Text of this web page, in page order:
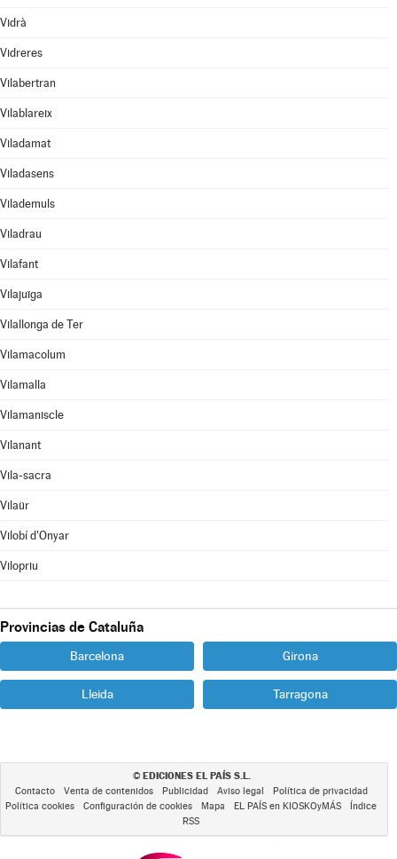
Vidrà
Vidreres
Vilabertran
Vilablareix
Viladamat
Viladasens
Vilademuls
Viladrau
Vilafant
Vilajuïga
Vilallonga de Ter
Vilamacolum
Vilamalla
Vilamaniscle
Vilanant
Vila-sacra
Vilaür
Vilobí d'Onyar
Vilopriu
Provincias de Cataluña
Barcelona Girona
Lleida Tarragona
© EDICIONES EL PAÍS S.L.
Contacto Venta de contenidos Publicidad Aviso legal
Política de privacidad
Política cookies
Configuración de cookies Mapa EL PAÍS en KIOSKOyMÁS
Índice
RSS